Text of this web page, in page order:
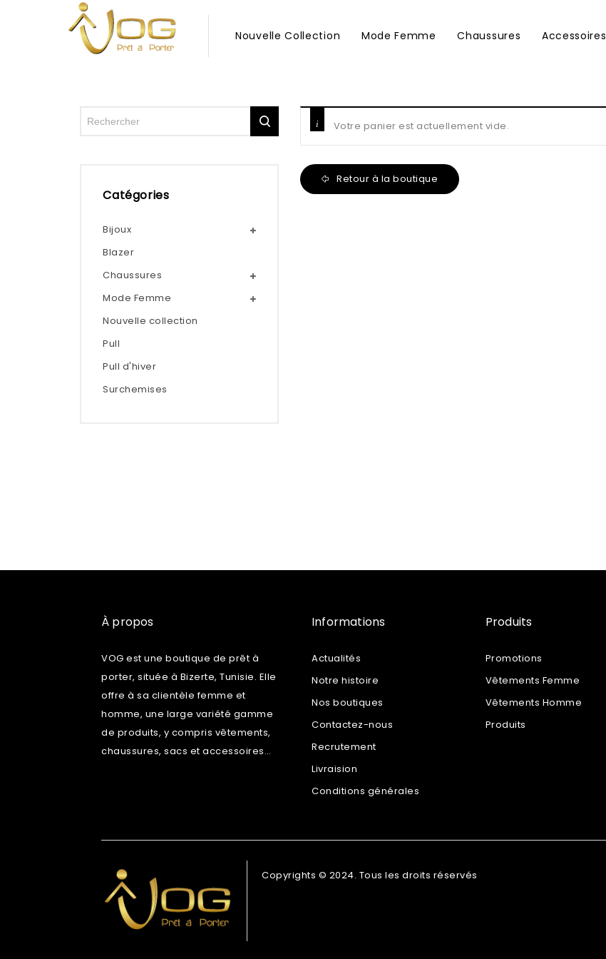
Nouvelle Collection Mode Femme Chaussures Accessoires
Votre panier est actuellement vide.
Retour à la boutique
Catégories
Bijoux
Blazer
Chaussures
Mode Femme
Nouvelle collection
Pull
Pull d'hiver
Surchemises
À propos
VOG est une boutique de prêt à
porter, située à Bizerte, Tunisie. Elle
offre à sa clientèle femme et
homme, une large variété gamme
de produits, y compris vêtements,
chaussures, sacs et accessoires…
Informations
Actualités
Notre histoire
Nos boutiques
Contactez-nous
Recrutement
Livraision
Conditions générales
Produits
Promotions
Vêtements Femme
Vêtements Homme
Produits